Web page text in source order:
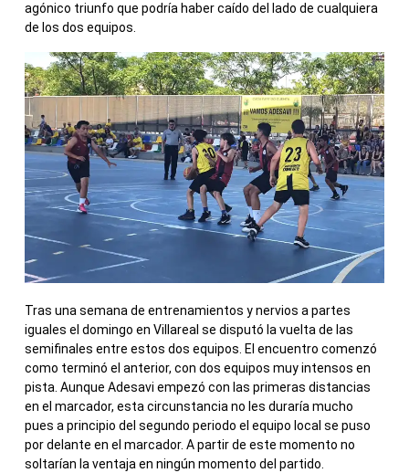
agónico triunfo que podría haber caído del lado de cualquiera
de los dos equipos.
Tras una semana de entrenamientos y nervios a partes
iguales el domingo en Villareal se disputó la vuelta de las
semifinales entre estos dos equipos. El encuentro comenzó
como terminó el anterior, con dos equipos muy intensos en
pista. Aunque Adesavi empezó con las primeras distancias
en el marcador, esta circunstancia no les duraría mucho
pues a principio del segundo periodo el equipo local se puso
por delante en el marcador. A partir de este momento no
soltarían la ventaja en ningún momento del partido.